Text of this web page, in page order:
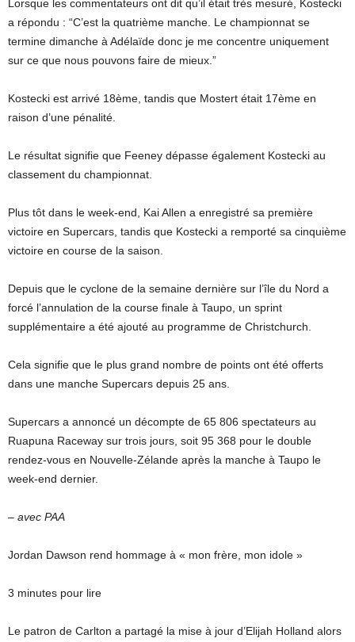
Lorsque les commentateurs ont dit qu’il était très mesuré, Kostecki
a répondu : “C’est la quatrième manche. Le championnat se
termine dimanche à Adélaïde donc je me concentre uniquement
sur ce que nous pouvons faire de mieux.”
Kostecki est arrivé 18ème, tandis que Mostert était 17ème en
raison d’une pénalité.
Le résultat signifie que Feeney dépasse également Kostecki au
classement du championnat.
Plus tôt dans le week-end, Kai Allen a enregistré sa première
victoire en Supercars, tandis que Kostecki a remporté sa cinquième
victoire en course de la saison.
Depuis que le cyclone de la semaine dernière sur l’île du Nord a
forcé l’annulation de la course finale à Taupo, un sprint
supplémentaire a été ajouté au programme de Christchurch.
Cela signifie que le plus grand nombre de points ont été offerts
dans une manche Supercars depuis 25 ans.
Supercars a annoncé un décompte de 65 806 spectateurs au
Ruapuna Raceway sur trois jours, soit 95 368 pour le double
rendez-vous en Nouvelle-Zélande après la manche à Taupo le
week-end dernier.
– avec PAA
Jordan Dawson rend hommage à « mon frère, mon idole »
3 minutes pour lire
Le patron de Carlton a partagé la mise à jour d’Elijah Holland alors